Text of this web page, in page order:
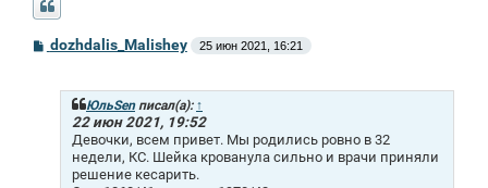
Сdozhdalis_Malishey 25 июн 2021, 16:21
ЮльSenписал(а): ↑
22 июн 2021, 19:52
Девочки, всем привет. Мы родились ровно в 32
недели, КС. Шейка крованула сильно и врачи приняли
решение кесарить.